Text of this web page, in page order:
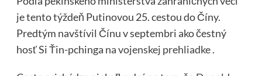
je tento týždeň Putinovou 25. cestou do Číny.
Predtým navštívil Čínu v septembri ako čestný
hosť Si Ťin-pchinga na vojenskej prehliadke.